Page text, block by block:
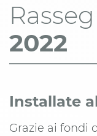
2022
Installate
Grazie ai fondi